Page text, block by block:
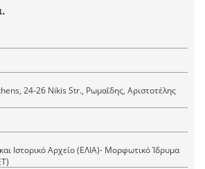
Ιστορικό Αρχείο (ΕΛΙΑ)- Μορφωτικό Ίδρυμα